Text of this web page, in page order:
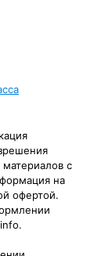
с
на
офертой.